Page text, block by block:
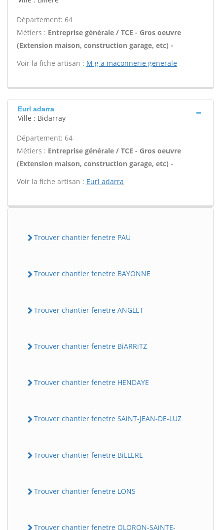
Département: 64
Métiers : Entreprise générale / TCE - Gros oeuvre
(Extension maison, construction garage, etc) -
Voir la fiche artisan : M g a maconnerie generale
Eurl adarra
Ville : Bidarray
Département: 64
Métiers : Entreprise générale / TCE - Gros oeuvre
(Extension maison, construction garage, etc) -
Voir la fiche artisan : Eurl adarra
Trouver chantier fenetre PAU
Trouver chantier fenetre BAYONNE
Trouver chantier fenetre ANGLET
Trouver chantier fenetre BiARRiTZ
Trouver chantier fenetre HENDAYE
Trouver chantier fenetre SAiNT-JEAN-DE-LUZ
Trouver chantier fenetre BiLLERE
Trouver chantier fenetre LONS
Trouver chantier fenetre OLORON-SAiNTE-